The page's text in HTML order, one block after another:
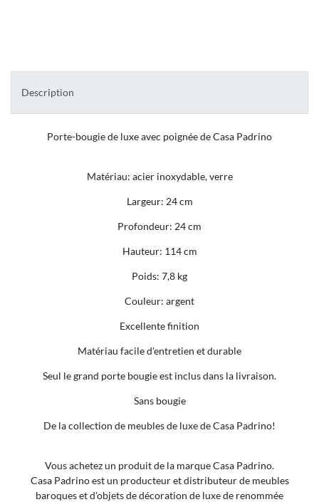
Description
Porte-bougie de luxe avec poignée de Casa Padrino
Matériau: acier inoxydable, verre
Largeur: 24 cm
Profondeur: 24 cm
Hauteur: 114 cm
Poids: 7,8 kg
Couleur: argent
Excellente finition
Matériau facile d'entretien et durable
Seul le grand porte bougie est inclus dans la livraison.
Sans bougie
De la collection de meubles de luxe de Casa Padrino!
Vous achetez un produit de la marque Casa Padrino.
Casa Padrino est un producteur et distributeur de meubles
baroques et d'objets de décoration de luxe de renommée